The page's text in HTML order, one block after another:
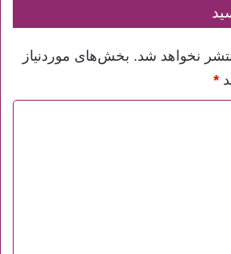
نخواهد شد. بخش‌های موردنیاز
*